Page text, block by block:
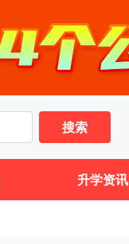
搜索
升学资讯